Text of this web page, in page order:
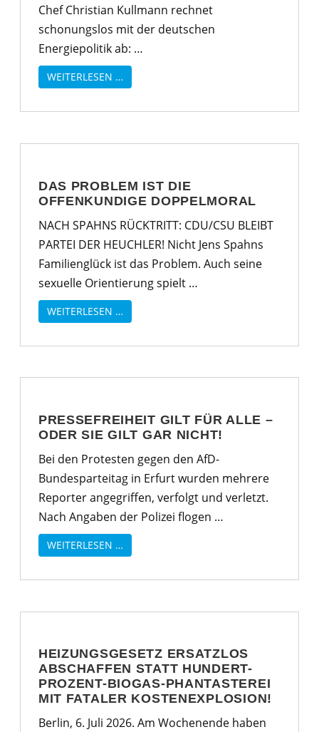
Chef Christian Kullmann rechnet
schonungslos mit der deutschen
Energiepolitik ab: …
WEITERLESEN …
DAS PROBLEM IST DIE
OFFENKUNDIGE DOPPELMORAL
NACH SPAHNS RÜCKTRITT: CDU/CSU BLEIBT
PARTEI DER HEUCHLER! Nicht Jens Spahns
Familienglück ist das Problem. Auch seine
sexuelle Orientierung spielt …
WEITERLESEN …
PRESSEFREIHEIT GILT FÜR ALLE –
ODER SIE GILT GAR NICHT!
Bei den Protesten gegen den AfD-
Bundesparteitag in Erfurt wurden mehrere
Reporter angegriffen, verfolgt und verletzt.
Nach Angaben der Polizei flogen …
WEITERLESEN …
HEIZUNGSGESETZ ERSATZLOS
ABSCHAFFEN STATT HUNDERT-
PROZENT-BIOGAS-PHANTASTEREI
MIT FATALER KOSTENEXPLOSION!
Berlin, 6. Juli 2026. Am Wochenende haben